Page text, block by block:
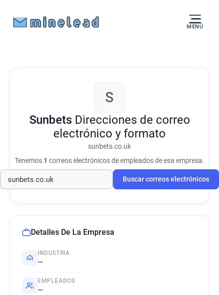
MENÚ
S
Sunbets Direcciones de correo
electrónico y formato
sunbets.co.uk
Tenemos 1 correos electrónicos de empleados de esa empresa.
Buscar correos electrónicos
Detalles De La Empresa
INDUSTRIA
—
EMPLEADOS
—